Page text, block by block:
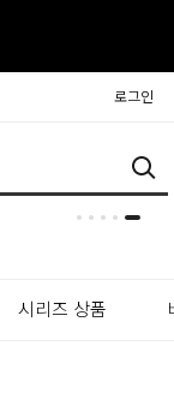
로그인
시리즈 상품